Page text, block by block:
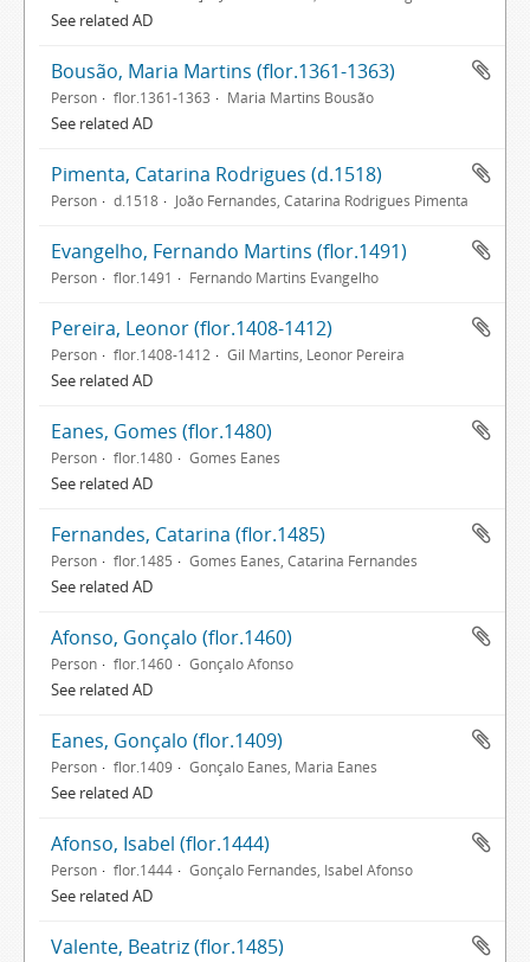
See related AD
Bousão, Maria Martins (flor.1361-1363)
Person flor.1361-1363 Maria Martins Bousão
See related AD
Pimenta, Catarina Rodrigues (d.1518)
Person d.1518 João Fernandes, Catarina Rodrigues Pimenta
Evangelho, Fernando Martins (flor.1491)
Person flor.1491 Fernando Martins Evangelho
Pereira, Leonor (flor.1408-1412)
Person flor.1408-1412 Gil Martins, Leonor Pereira
See related AD
Eanes, Gomes (flor.1480)
Person flor.1480 Gomes Eanes
See related AD
Fernandes, Catarina (flor.1485)
Person flor.1485 Gomes Eanes, Catarina Fernandes
See related AD
Afonso, Gonçalo (flor.1460)
Person flor.1460 Gonçalo Afonso
See related AD
Eanes, Gonçalo (flor.1409)
Person flor.1409 Gonçalo Eanes, Maria Eanes
See related AD
Afonso, Isabel (flor.1444)
Person flor.1444 Gonçalo Fernandes, Isabel Afonso
See related AD
Valente, Beatriz (flor.1485)